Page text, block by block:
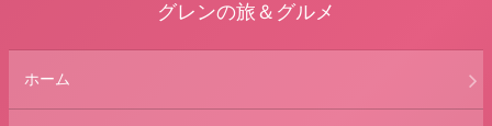
グレンの旅＆グルメ
ホーム